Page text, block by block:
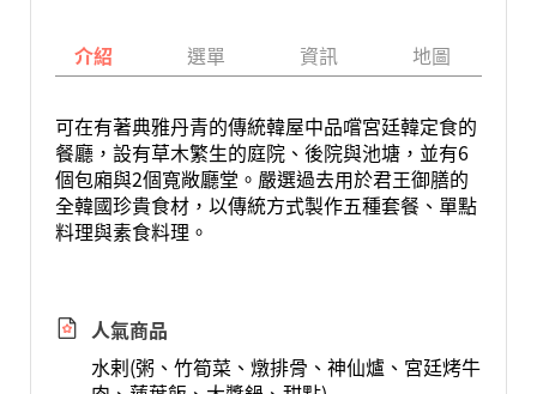
介紹 選單 資訊 地圖
可在有著典雅丹青的傳統韓屋中品嚐宮廷韓定食的
餐廳，設有草木繁生的庭院、後院與池塘，並有6
個包廂與2個寬敞廳堂。嚴選過去用於君王御膳的
全韓國珍貴食材，以傳統方式製作五種套餐、單點
料理與素食料理。
人氣商品
水剌(粥、竹筍菜、燉排骨、神仙爐、宮廷烤牛